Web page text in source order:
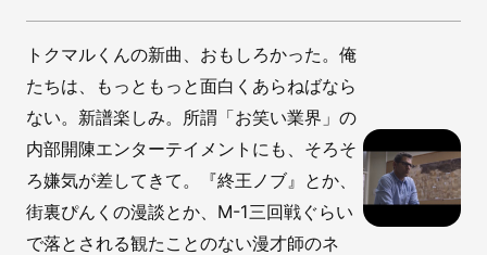
トクマルくんの新曲、おもしろかった。俺
たちは、もっともっと面白くあらねばなら
ない。新譜楽しみ。所謂「お笑い業界」の
内部開陳エンターテイメントにも、そろそ
ろ嫌気が差してきて。『終王ノブ』とか、
街裏ぴんくの漫談とか、M-1三回戦ぐらい
で落とされる観たことのない漫才師のネ